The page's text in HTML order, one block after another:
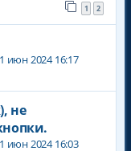
1 2
июн 2024 16:17
не
июн 2024 16:03